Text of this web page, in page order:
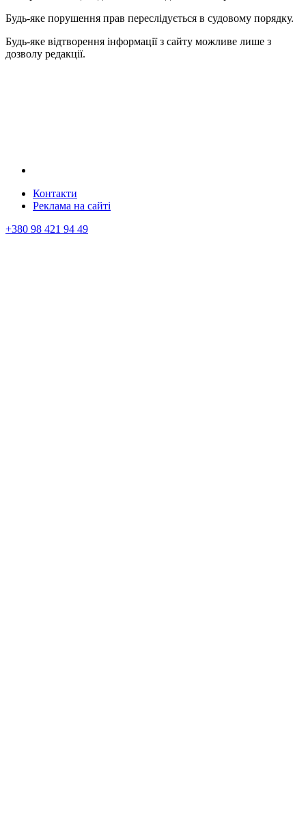
Будь-яке порушення прав переслідується в судовому порядку.
Будь-яке відтворення інформації з сайту можливе лише з
дозволу редакції.
Контакти
Реклама на сайтi
+380 98 421 94 49